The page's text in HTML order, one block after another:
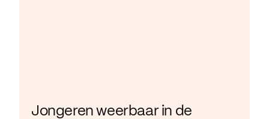
Jongeren weerbaar in de